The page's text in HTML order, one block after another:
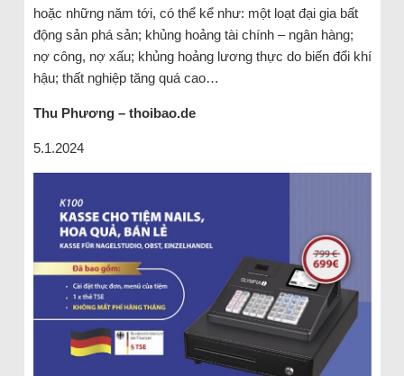
hoặc những năm tới, có thể kể như: một loạt đại gia bất
động sản phá sản; khủng hoảng tài chính – ngân hàng;
nợ công, nợ xấu; khủng hoảng lương thực do biến đổi khí
hậu; thất nghiệp tăng quá cao…
Thu Phương – thoibao.de
5.1.2024